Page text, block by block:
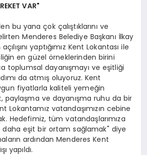
VAR"
bu yana çok çalıştıklarını ve
Menderes Belediye Başkanı İlkay
yaptığımız Kent Lokantası ile
en güzel örneklerinden birini
toplumsal dayanışmayı ve eşitliği
da atmış oluyoruz. Kent
fiyatlarla kaliteli yemeğin
paylaşma ve dayanışma ruhu da bir
Lokantamız vatandaşımızın cebine
Hedefimiz, tüm vatandaşlarımıza
daha eşit bir ortam sağlamak" diye
ardından Menderes Kent
yapıldı.